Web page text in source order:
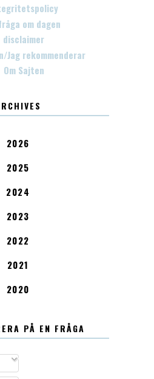
om dagen
disclaimer
Jag rekommenderar
Om Sajten
2026
2025
2024
2023
2022
2021
2020
PÅ EN FRÅGA